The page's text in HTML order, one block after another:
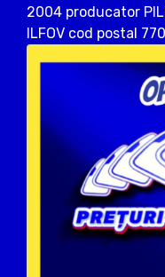
2004 producator
ILFOV cod postal